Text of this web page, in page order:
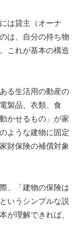
は貸主（オーナ
は、自分の持ち物
これが基本の構造
る生活用の動産の
製品、衣類、食
かせるもの」が家
ような建物に固定
財保険の補償対象
、「建物の保険は
いうシンプルな説
が理解できれば、